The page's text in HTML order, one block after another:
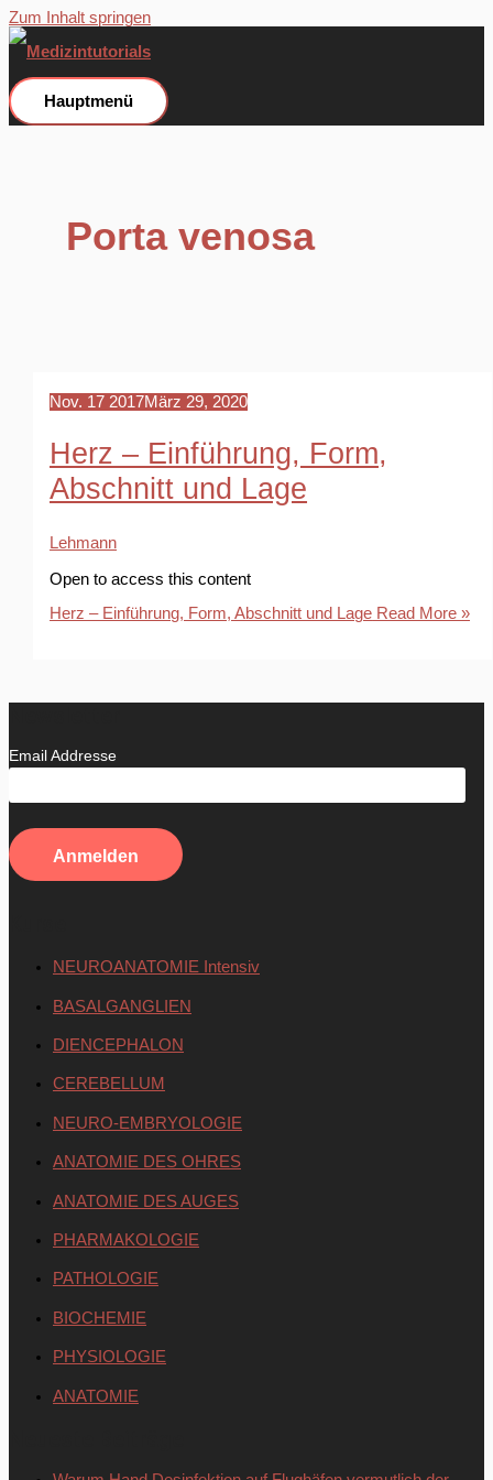
Zum Inhalt springen
Hauptmenü
Porta venosa
Nov. 17 2017März 29, 2020
Herz – Einführung, Form,
Abschnitt und Lage
Lehmann
Open to access this content
Herz – Einführung, Form, Abschnitt und Lage Read More »
Email Addresse
NEUROANATOMIE Intensiv
BASALGANGLIEN
DIENCEPHALON
CEREBELLUM
NEURO-EMBRYOLOGIE
ANATOMIE DES OHRES
ANATOMIE DES AUGES
PHARMAKOLOGIE
PATHOLOGIE
BIOCHEMIE
PHYSIOLOGIE
ANATOMIE